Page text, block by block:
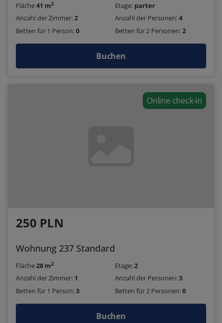
Fläche41 m2 Etage: parter
Anzahl der Zimmer:2 Anzahl der Personen:4
Betten für 1 Person:0 Betten für 2 Personen:2
Buchen
Online check-in
250 PLN
Wohnung 237 Standard
Fläche28 m2 Etage:2
Anzahl der Zimmer: 1 Anzahl der Personen:3
Betten für 1 Person:3 Betten für 2 Personen:0
Buchen